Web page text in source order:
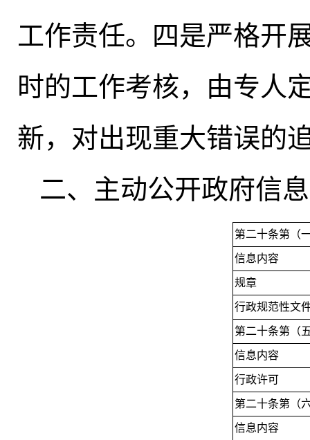
工作责任。四是严格开
时的工作考核，由专人
新，对出现重大错误的
二、主动公开政府信
第二十条第（
信息内容
规章
行政规范性文
第二十条第（
信息内容
行政许可
第二十条第（
信息内容